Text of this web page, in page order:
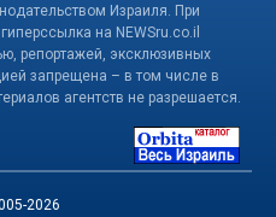
Израиля. При
на NEWSru.co.il
репортажей, эксклюзивных
запрещена – в том числе в
агентств не разрешается.
2026